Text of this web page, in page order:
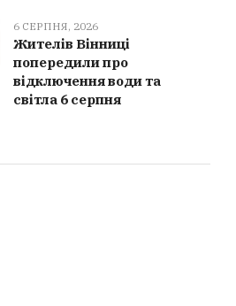
6 СЕРПНЯ, 2026
Жителів Вінниці
попередили про
відключення води та
світла 6 серпня